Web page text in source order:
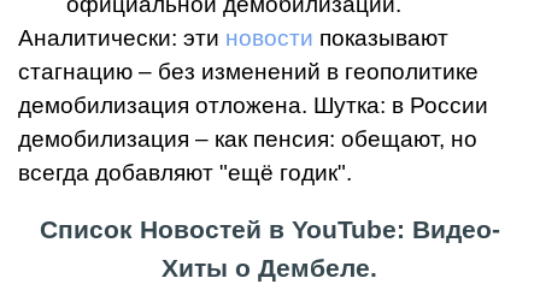
Аналитически: эти новости показывают
стагнацию – без изменений в геополитике
демобилизация отложена. Шутка: в России
демобилизация – как пенсия: обещают, но
всегда добавляют "ещё годик".
Список Новостей в YouTube: Видео-
Хиты о Дембеле.